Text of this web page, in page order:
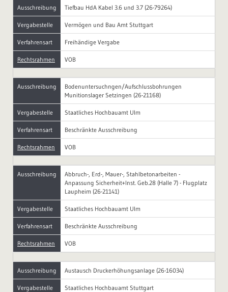
Ausschreibung Tiefbau HdA Kabel 3.6 und 3.7 (26-79264)
Vergabestelle Vermögen und Bau Amt Stuttgart
Verfahrensart Freihändige Vergabe
Rechtsrahmen VOB
Ausschreibung
Bodenuntersuchngen/Aufschlussbohrungen
Munitionslager Setzingen (26-21168)
Vergabestelle Staatliches Hochbauamt Ulm
Verfahrensart Beschränkte Ausschreibung
Rechtsrahmen VOB
Ausschreibung
Abbruch-, Erd-, Mauer-, Stahlbetonarbeiten -
Anpassung Sicherheit+Inst. Geb.28 (Halle 7) - Flugplatz
Laupheim (26-21141)
Vergabestelle Staatliches Hochbauamt Ulm
Verfahrensart Beschränkte Ausschreibung
Rechtsrahmen VOB
Ausschreibung Austausch Druckerhöhungsanlage (26-16034)
Vergabestelle Staatliches Hochbauamt Stuttgart